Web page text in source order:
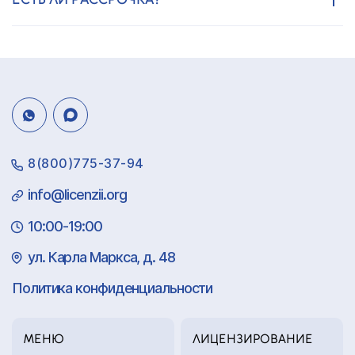
8(800)775-37-94
info@licenzii.org
10:00-19:00
ул. Карла Маркса, д. 48
Политика конфиденциальности
МЕНЮ ЛИЦЕНЗИРОВАНИЕ